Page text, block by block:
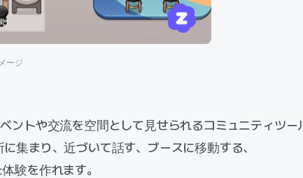
ージ
ントや交流を空間として見せられるコミュニティツー
集まり、近づいて話す、ブースに移動する、
験を作れます。